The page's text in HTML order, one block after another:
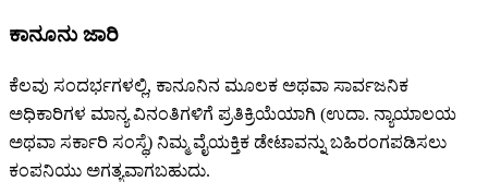
ಕಾನೂನು ಜಾರಿ
ಕೆಲವು ಸಂದರ್ಭಗಳಲ್ಲಿ, ಕಾನೂನಿನ ಮೂಲಕ ಅಥವಾ ಸಾರ್ವಜನಿಕ
ಅಧಿಕಾರಿಗಳ ಮಾನ್ಯ ವಿನಂತಿಗಳಿಗೆ ಪ್ರತಿಕ್ರಿಯೆಯಾಗಿ (ಉದಾ. ನ್ಯಾಯಾಲಯ
ಅಥವಾ ಸರ್ಕಾರಿ ಸಂಸ್ಥೆ) ನಿಮ್ಮ ವೈಯಕ್ತಿಕ ಡೇಟಾವನ್ನು ಬಹಿರಂಗಪಡಿಸಲು
ಕಂಪನಿಯು ಅಗತ್ಯವಾಗಬಹುದು.